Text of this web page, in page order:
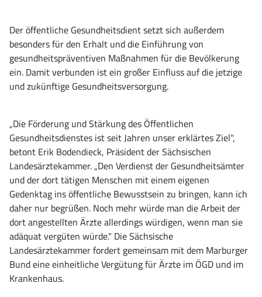
Der öffentliche Gesundheitsdient setzt sich außerdem
besonders für den Erhalt und die Einführung von
gesundheitspräventiven Maßnahmen für die Bevölkerung
ein. Damit verbunden ist ein großer Einfluss auf die jetzige
und zukünftige Gesundheitsversorgung.
„Die Förderung und Stärkung des Öffentlichen
Gesundheitsdienstes ist seit Jahren unser erklärtes Ziel",
betont Erik Bodendieck, Präsident der Sächsischen
Landesärztekammer. „Den Verdienst der Gesundheitsämter
und der dort tätigen Menschen mit einem eigenen
Gedenktag ins öffentliche Bewusstsein zu bringen, kann ich
daher nur begrüßen. Noch mehr würde man die Arbeit der
dort angestellten Ärzte allerdings würdigen, wenn man sie
adäquat vergüten würde." Die Sächsische
Landesärztekammer fordert gemeinsam mit dem Marburger
Bund eine einheitliche Vergütung für Ärzte im ÖGD und im
Krankenhaus.